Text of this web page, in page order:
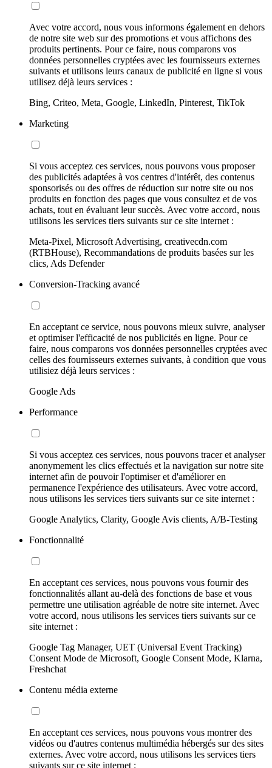
Avec votre accord, nous vous informons également en dehors
de notre site web sur des promotions et vous affichons des
produits pertinents. Pour ce faire, nous comparons vos
données personnelles cryptées avec les fournisseurs externes
suivants et utilisons leurs canaux de publicité en ligne si vous
utilisez déjà leurs services :
Bing, Criteo, Meta, Google, LinkedIn, Pinterest, TikTok
Marketing
Si vous acceptez ces services, nous pouvons vous proposer
des publicités adaptées à vos centres d'intérêt, des contenus
sponsorisés ou des offres de réduction sur notre site ou nos
produits en fonction des pages que vous consultez et de vos
achats, tout en évaluant leur succès. Avec votre accord, nous
utilisons les services tiers suivants sur ce site internet :
Meta-Pixel, Microsoft Advertising, creativecdn.com
(RTBHouse), Recommandations de produits basées sur les
clics, Ads Defender
Conversion-Tracking avancé
En acceptant ce service, nous pouvons mieux suivre, analyser
et optimiser l'efficacité de nos publicités en ligne. Pour ce
faire, nous comparons vos données personnelles cryptées avec
celles des fournisseurs externes suivants, à condition que vous
utilisiez déjà leurs services :
Google Ads
Performance
Si vous acceptez ces services, nous pouvons tracer et analyser
anonymement les clics effectués et la navigation sur notre site
internet afin de pouvoir l'optimiser et d'améliorer en
permanence l'expérience des utilisateurs. Avec votre accord,
nous utilisons les services tiers suivants sur ce site internet :
Google Analytics, Clarity, Google Avis clients, A/B-Testing
Fonctionnalité
En acceptant ces services, nous pouvons vous fournir des
fonctionnalités allant au-delà des fonctions de base et vous
permettre une utilisation agréable de notre site internet. Avec
votre accord, nous utilisons les services tiers suivants sur ce
site internet :
Google Tag Manager, UET (Universal Event Tracking)
Consent Mode de Microsoft, Google Consent Mode, Klarna,
Freshchat
Contenu média externe
En acceptant ces services, nous pouvons vous montrer des
vidéos ou d'autres contenus multimédia hébergés sur des sites
externes. Avec votre accord, nous utilisons les services tiers
suivants sur ce site internet :